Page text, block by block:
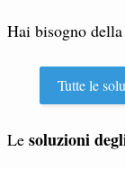
Hai bisogno della
Tutte le
Le soluzioni